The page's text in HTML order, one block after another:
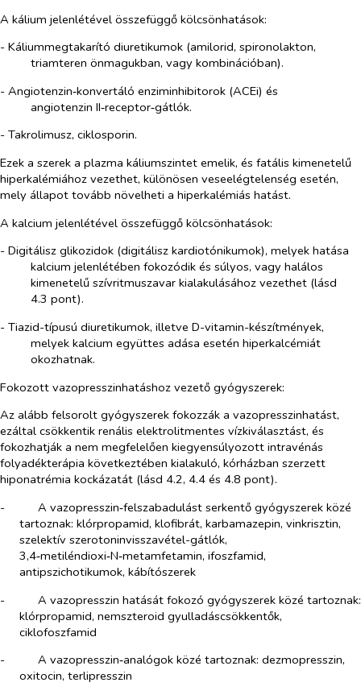
A kálium jelenlétével összefüggő kölcsönhatások:
- Káliummegtakarító diuretikumok (amilorid, spironolakton,
triamteren önmagukban, vagy kombinációban).
- Angiotenzin‑konvertáló enziminhibitorok (ACEi) és
angiotenzin II‑receptor‑gátlók.
- Takrolimusz, ciklosporin.
Ezek a szerek a plazma káliumszintet emelik, és fatális kimenetelű
hiperkalémiához vezethet, különösen veseelégtelenség esetén,
mely állapot tovább növelheti a hiperkalémiás hatást.
A kalcium jelenlétével összefüggő kölcsönhatások:
- Digitálisz glikozidok (digitálisz kardiotónikumok), melyek hatása
kalcium jelenlétében fokozódik és súlyos, vagy halálos
kimenetelű szívritmuszavar kialakulásához vezethet (lásd
4.3 pont).
- Tiazid-típusú diuretikumok, illetve D-vitamin-készítmények,
melyek kalcium együttes adása esetén hiperkalcémiát
okozhatnak.
Fokozott vazopresszinhatáshoz vezető gyógyszerek:
Az alább felsorolt gyógyszerek fokozzák a vazopresszinhatást,
ezáltal csökkentik renális elektrolitmentes vízkiválasztást, és
fokozhatják a nem megfelelően kiegyensúlyozott intravénás
folyadékterápia következtében kialakuló, kórházban szerzett
hiponatrémia kockázatát (lásd 4.2, 4.4 és 4.8 pont).
-​
A vazopresszin‑felszabadulást serkentő gyógyszerek közé
tartoznak: klórpropamid, klofibrát, karbamazepin, vinkrisztin,
szelektív szerotoninvisszavétel-gátlók,
3,4‑metiléndioxi‑N‑metamfetamin, ifoszfamid,
antipszichotikumok, kábítószerek
-​
A vazopresszin hatását fokozó gyógyszerek közé tartoznak:
klórpropamid, nemszteroid gyulladáscsökkentők,
ciklofoszfamid
-​
A vazopresszin‑analógok közé tartoznak: dezmopresszin,
oxitocin, terlipresszin